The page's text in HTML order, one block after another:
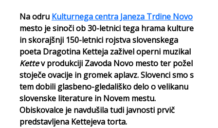
Na odru Kulturnega centra Janeza Trdine Novo
mesto je sinoči ob 30-letnici tega hrama kulture
in skorajšnji 150-letnici rojstva slovenskega
poeta Dragotina Ketteja zaživel operni muzikal
Kettev produkciji Zavoda Novo mesto ter požel
stoječe ovacije in gromek aplavz. Slovenci smo s
tem dobili glasbeno-gledališko delo o velikanu
slovenske literature in Novem mestu.
Obiskovalce je navdušila tudi javnosti prvič
predstavljena Kettejeva torta.